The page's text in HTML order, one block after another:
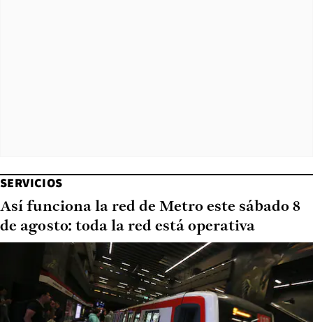
SERVICIOS
Así funciona la red de Metro este sábado 8
de agosto: toda la red está operativa